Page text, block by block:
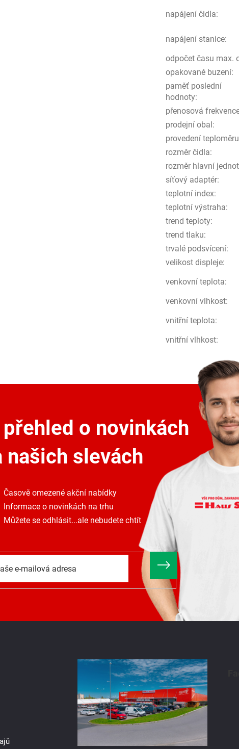
napájení čidla:
napájení stanice:
odpočet času max.
opakované buzení:
paměť poslední
hodnoty:
přenosová
prodejní obal:
provedení teploměru
rozměr čidla:
rozměr hlavní
síťový adaptér:
teplotní index:
teplotní výstraha:
trend teploty:
trend tlaku:
trvalé podsvícení:
velikost displeje:
venkovní teplota:
venkovní vlhkost:
vnitřní teplota:
vnitřní vlhkost:
o novinkách
našich slevách
Časově omezené akční nabídky
Informace o novinkách na trhu
Můžete se odhlásit...ale nebudete chtít